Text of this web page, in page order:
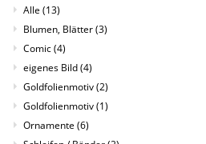
Alle (13)
Blumen, Blätter(3)
Comic(4)
eigenes Bild(4)
Goldfolienmotiv(2)
Goldfolienmotiv(1)
Ornamente (6)